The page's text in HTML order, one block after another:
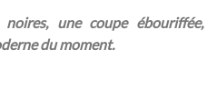
une coupe ébouriffée,
du moment.